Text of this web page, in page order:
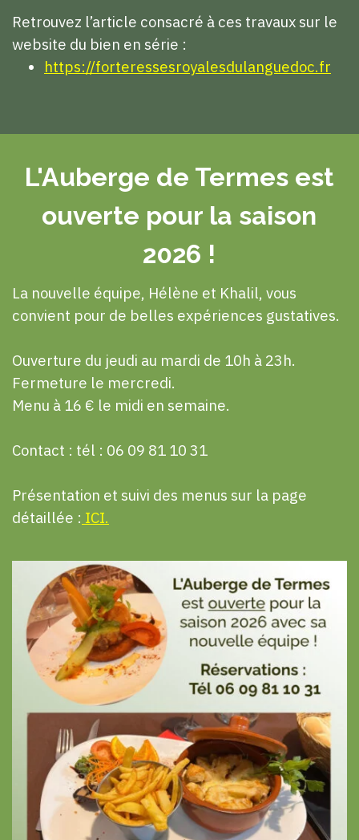
Retrouvez l’article consacré à ces travaux sur le
website du bien en série :
https://forteressesroyalesdulanguedoc.fr
L'Auberge de Termes est
ouverte pour la saison
2026 !
La nouvelle équipe, Hélène et Khalil, vous
convient pour de belles expériences gustatives.
Ouverture du jeudi au mardi de 10h à 23h.
Fermeture le mercredi.
Menu à 16 € le midi en semaine.
Contact : tél : 06 09 81 10 31
Présentation et suivi des menus sur la page
détaillée : ICI.